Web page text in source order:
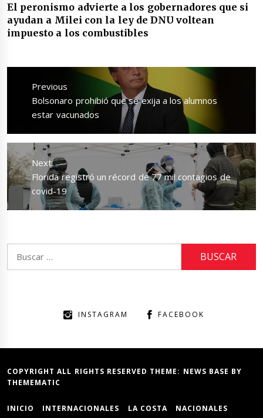
El peronismo advierte a los gobernadores que si
ayudan a Milei con la ley de DNU voltean
impuesto a los combustibles
Navegación
entradas
Previous
Previous
post:
Bolsonaro prohibió que se exija a los alumnos
estar vacunados
Next
Next
post:
Florida registró un récord de 77 mil contagios de
covid-19
INSTAGRAM FACEBOOK
COPYRIGHT ALL RIGHTS RESERVED THEME: NEWS BASE BY
THEMEMATIC
INICIO INTERNACIONALES LA COSTA
NACIONALES